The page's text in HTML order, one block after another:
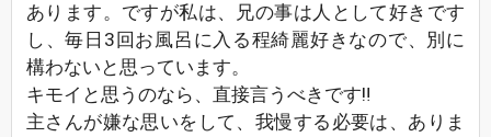
あります。ですが私は、兄の事は人として好きです
し、毎日3回お風呂に入る程綺麗好きなので、別に
構わないと思っています。
キモイと思うのなら、直接言うべきです‼️
主さんが嫌な思いをして、我慢する必要は、ありま